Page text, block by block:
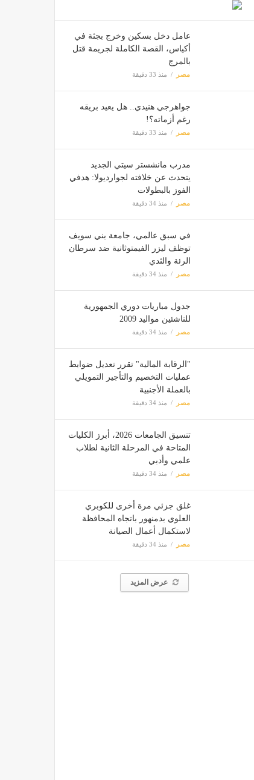
عامل دخل بسكين وخرج بجثة في
أكياس، القصة الكاملة لجريمة قتل
بالمرج
مصر منذ 33 دقيقة
جواهرجي هنيدي.. هل يعيد بريقه
رغم أزماته؟!
مصر منذ 33 دقيقة
مدرب مانشستر سيتي الجديد
يتحدث عن خلافته لجوارديولا: هدفي
الفوز بالبطولات
مصر منذ 34 دقيقة
في سبق عالمي، جامعة بني سويف
توظف ليزر الفيمتوثانية ضد سرطان
الرئة والثدي
مصر منذ 34 دقيقة
جدول مباريات دوري الجمهورية
للناشئين مواليد 2009
مصر منذ 34 دقيقة
"الرقابة المالية" تقرر تعديل ضوابط
عمليات التخصيم والتأجير التمويلي
بالعملة الأجنبية
مصر منذ 34 دقيقة
تنسيق الجامعات 2026، أبرز الكليات
المتاحة في المرحلة الثانية لطلاب
علمي وأدبي
مصر منذ 34 دقيقة
غلق جزئي مرة أخرى للكوبري
العلوي بدمنهور باتجاه المحافظة
لاستكمال أعمال الصيانة
مصر منذ 34 دقيقة
عرض المزيد